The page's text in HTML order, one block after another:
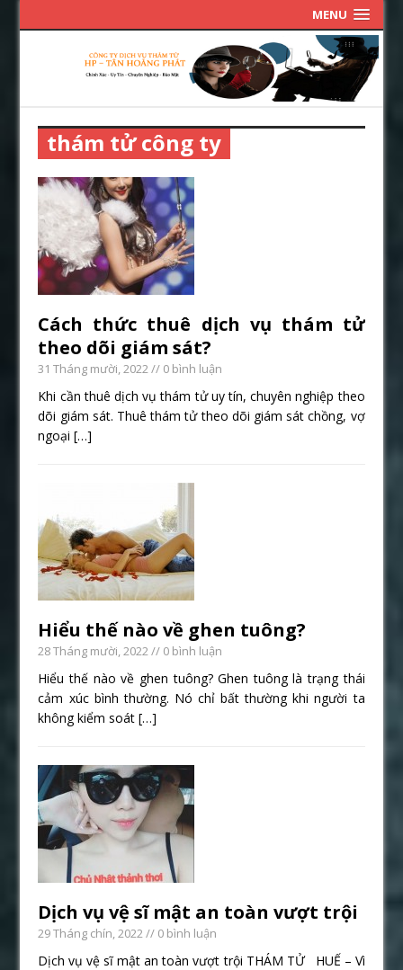
MENU
thám tử công ty
Cách thức thuê dịch vụ thám tử
theo dõi giám sát?
31 Tháng mười, 2022// 0 bình luận
Khi cần thuê dịch vụ thám tử uy tín, chuyên nghiệp theo
dõi giám sát. Thuê thám tử theo dõi giám sát chồng, vợ
ngoại[…]
Hiểu thế nào về ghen tuông?
28 Tháng mười, 2022// 0 bình luận
Hiểu thế nào về ghen tuông? Ghen tuông là trạng thái
cảm xúc bình thường. Nó chỉ bất thường khi người ta
không kiểm soát[…]
Dịch vụ vệ sĩ mật an toàn vượt trội
29 Tháng chín, 2022// 0 bình luận
Dịch vụ vệ sĩ mật an toàn vượt trội THÁM TỬ HUẾ – Vì